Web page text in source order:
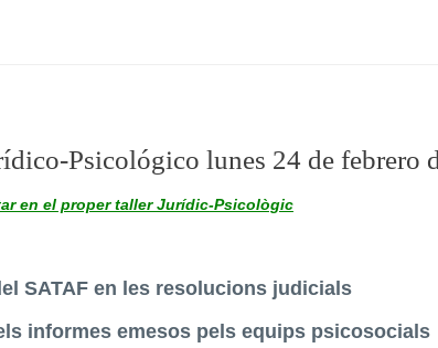
Psicológico lunes 24 de febrero
en el proper taller Jurídic-Psicològic
SATAF en les resolucions judicials
informes emesos pels equips psicosocials